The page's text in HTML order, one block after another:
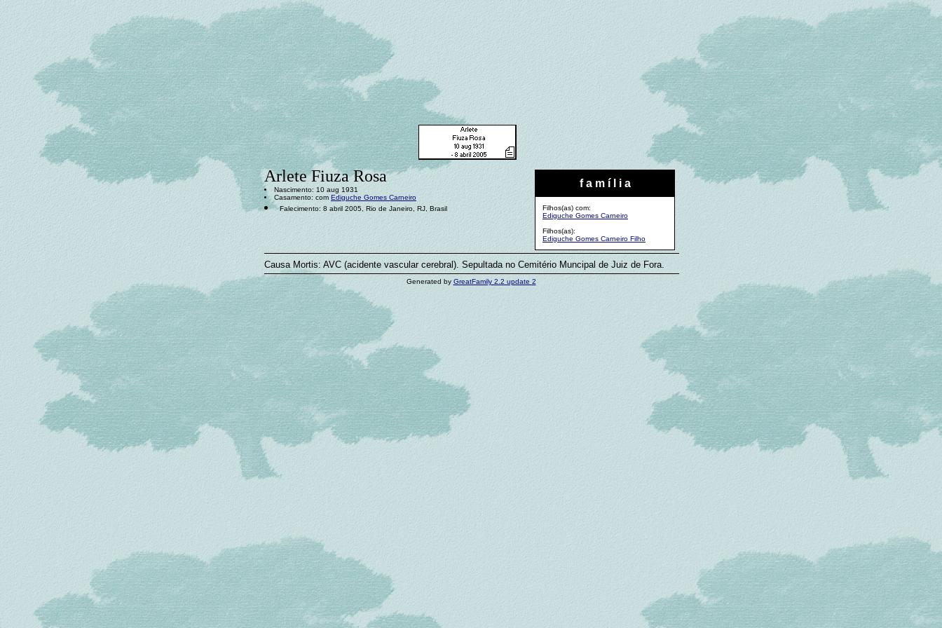
f a m í l i a
Filhos(as) com:
Ediguche Gomes Carneiro
Filhos(as):
Ediguche Gomes Carneiro Filho
Arlete Fiuza Rosa
Nascimento: 10 aug 1931
Casamento: com Ediguche Gomes Carneiro
Falecimento: 8 abril 2005, Rio de Janeiro, RJ, Brasil
Causa Mortis: AVC (acidente vascular cerebral). Sepultada no Cemitério Muncipal de Juiz de Fora.
Generated by GreatFamily 2.2 update 2